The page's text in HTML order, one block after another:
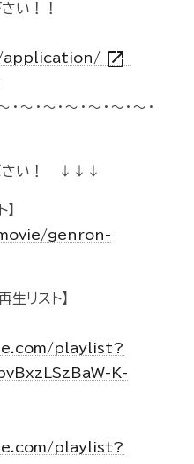
い！！
application/ open_in_new
・～・～・～・～・～・～・
さい！ ↓↓↓
genron-
生リスト】
playlist?
K-
playlist?